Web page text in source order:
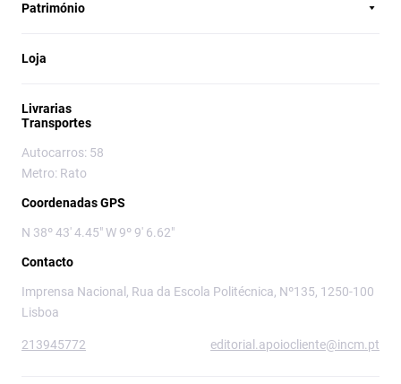
Património
Loja
Livrarias
Transportes
Autocarros: 58
Metro: Rato
Coordenadas GPS
N 38º 43' 4.45" W 9º 9' 6.62"
Contacto
Imprensa Nacional, Rua da Escola Politécnica, Nº135, 1250-100
Lisboa
213945772 editorial.apoiocliente@incm.pt